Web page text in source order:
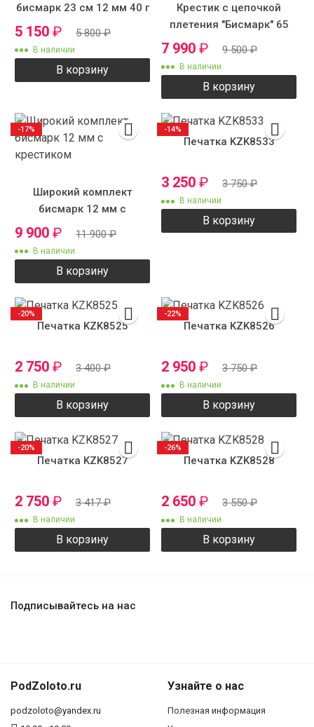
бисмарк 23 см 12 мм 40 г
5 150 ₽ 5 800₽
В наличии
В корзину
Крестик с цепочкой
плетения "Бисмарк" 65
см 12 мм 120 грамм
7 990 ₽ 9 500₽
В наличии
В корзину
Широкий комплект
бисмарк 12 мм с
крестиком
9 900 ₽ 11 900₽
В наличии
В корзину
-17%
Печатка KZK8533
3 250 ₽ 3 750₽
В наличии
В корзину
-14%
Печатка KZK8525
2 750 ₽ 3 400₽
В наличии
В корзину
-20%
Печатка KZK8526
2 950 ₽ 3 750₽
В наличии
В корзину
-22%
Печатка KZK8527
2 750 ₽ 3 417₽
В наличии
В корзину
-20%
Печатка KZK8528
2 650 ₽ 3 550₽
В наличии
В корзину
-26%
Подписывайтесь на нас
PodZoloto.ru
podzoloto@yandex.ru
Узнайте о нас
Полезная информация